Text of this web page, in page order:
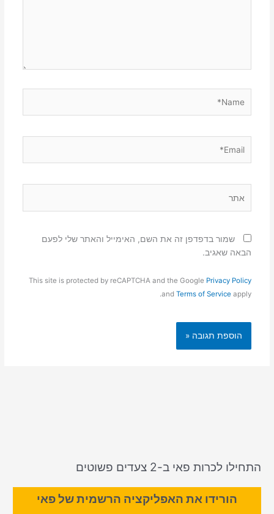
שמור בדפדפן זה את השם, האימייל והאתר שלי לפעם
הבאה שאגיב.
This site is protected by reCAPTCHA and the Google Privacy Policy
andTerms of Service apply.
התחילו לכרות פאי ב-2 צעדים פשוטים
הורידו את האפליקציה הרשמית של פאי